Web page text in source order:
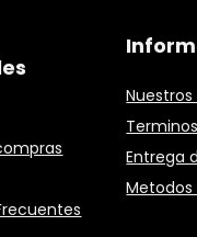
Nuestros
Entrega